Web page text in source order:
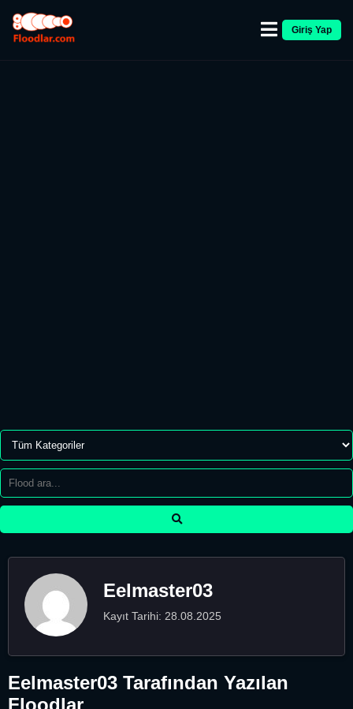
Giriş Yap
Eelmaster03
Kayıt Tarihi: 28.08.2025
Eelmaster03 Tarafından Yazılan
Floodlar